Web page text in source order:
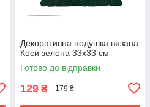
Декоративна подушка вязана
Коси зелена 33х33 см
Готово до відправки
129 ₴ 179 ₴